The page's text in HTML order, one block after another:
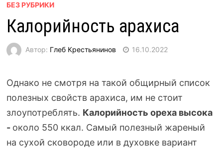
БЕЗ РУБРИКИ
Калорийность арахиса
Автор: Глеб Крестьянинов 16.10.2022
Однако не смотря на такой общирный список
полезных свойств арахиса, им не стоит
злоупотреблять. Калорийность ореха высока
- около 550 ккал. Самый полезный жареный
на сухой сковороде или в духовке вариант